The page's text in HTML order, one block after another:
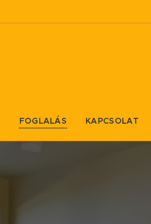
FOGLALÁS KAPCSOLAT